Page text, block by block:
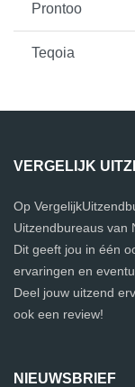
Prontoo
Teqoia
VERGELIJK
Op
Uitzendbureaus van
Dit geeft jou in één
ervaringen en
Deel jouw uitzend
ook een review!
NIEUWSBRIEF